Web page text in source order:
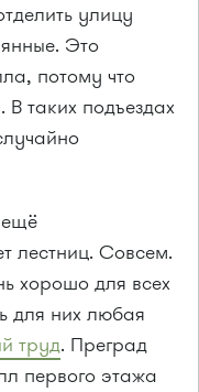
улицу
Это
потому что
таких подъездах
лестниц. Совсем.
хорошо для всех
для них любая
труд. Преград
первого этажа